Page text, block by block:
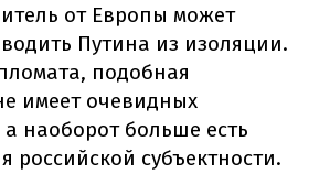
от Европы может
Путина из изоляции.
подобная
имеет очевидных
наоборот больше есть
российской субъектности.